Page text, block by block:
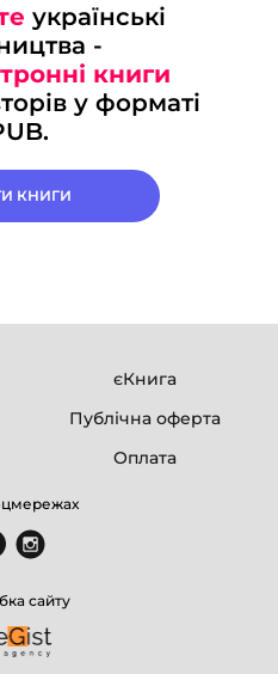
українські
-
книги
у форматі
КНИГИ
єКнига
Публічна оферта
Оплата
сайту